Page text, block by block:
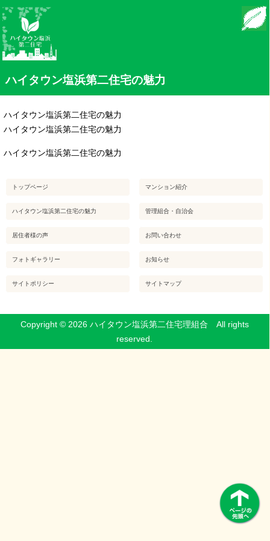
ハイタウン塩浜第二住宅の魅力
ハイタウン塩浜第二住宅の魅力
ハイタウン塩浜第二住宅の魅力
ハイタウン塩浜第二住宅の魅力
トップページ マンション紹介
ハイタウン塩浜第二住宅の魅力 管理組合・自治会
居住者様の声 お問い合わせ
フォトギャラリー お知らせ
サイトポリシー サイトマップ
Copyright © 2026 ハイタウン塩浜第二住宅理組合 All rights
reserved.